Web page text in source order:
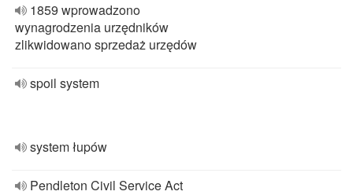
1859 wprowadzono
wynagrodzenia urzędników
zlikwidowano sprzedaż urzędów
spoil system
system łupów
Pendleton Civil Service Act